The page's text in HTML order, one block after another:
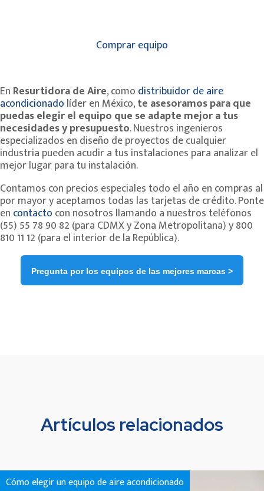
Comprar equipo
En Resurtidora de Aire, como distribuidor de aire
acondicionado líder en México,te asesoramos para que
puedas elegir el equipo que se adapte mejor a tus
necesidades y presupuesto. Nuestros ingenieros
especializados en diseño de proyectos de cualquier
industria pueden acudir a tus instalaciones para analizar el
mejor lugar para tu instalación.
Contamos con precios especiales todo el año en compras al
por mayor y aceptamos todas las tarjetas de crédito. Ponte
en contacto con nosotros llamando a nuestros teléfonos
(55) 55 78 90 82 (para CDMX y Zona Metropolitana) y 800
810 11 12 (para el interior de la República).
Pregunta por los equipos de las mejores marcas >
Artículos relacionados
Cómo elegir un equipo de aire acondicionado